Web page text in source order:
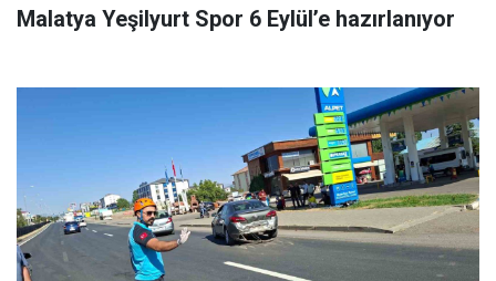
Malatya Yeşilyurt Spor 6 Eylül’e hazırlanıyor